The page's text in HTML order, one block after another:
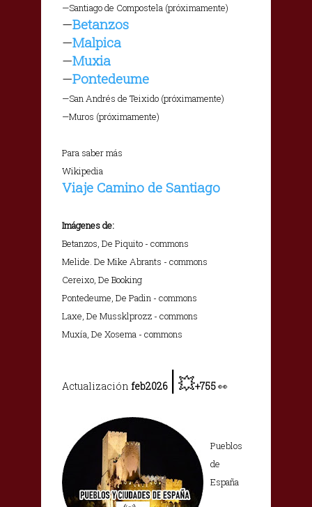
—Santiago de Compostela (próximamente)
—Betanzos
—Malpica
—Muxia
—Pontedeume
—San Andrés de Teixido (próximamente)
—Muros (próximamente)
Para saber más
Wikipedia
Viaje Camino de Santiago
Imágenes de:
Betanzos, De Piquito - commons
Melide. De Mike Abrants - commons
Cereixo, De Booking
Pontedeume, De Padin - commons
Laxe, De Mussklprozz - commons
Muxía, De Xosema - commons
Actualización feb2026 |💥+755👀
Pueblos
de
España